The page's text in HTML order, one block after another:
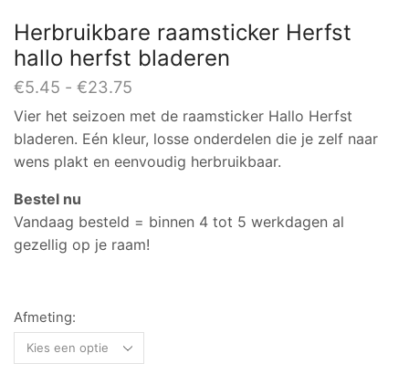
Herbruikbare raamsticker Herfst
hallo herfst bladeren
€5.45 - €23.75
tot
€23.75
Vier het seizoen met de raamsticker Hallo Herfst
bladeren. Eén kleur, losse onderdelen die je zelf naar
wens plakt en eenvoudig herbruikbaar.
Bestel nu
Vandaag besteld = binnen 4 tot 5 werkdagen al
gezellig op je raam!
Afmeting: